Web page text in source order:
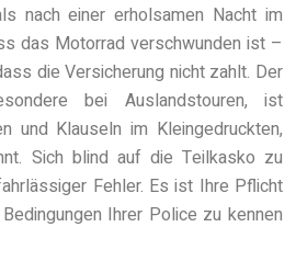
nach einer erholsamen Nacht im
das Motorrad verschwunden ist –
die Versicherung nicht zahlt. Der
bei Auslandstouren, ist
und Klauseln im Kleingedruckten,
Sich blind auf die Teilkasko zu
Fehler. Es ist Ihre Pflicht
Ihrer Police zu kennen